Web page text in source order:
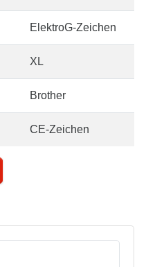
ElektroG-Zeichen
XL
Brother
CE-Zeichen